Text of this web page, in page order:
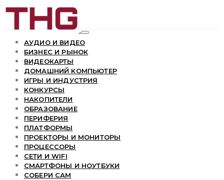
АУДИО И ВИДЕО
БИЗНЕС И РЫНОК
ВИДЕОКАРТЫ
ДОМАШНИЙ КОМПЬЮТЕР
ИГРЫ И ИНДУСТРИЯ
КОНКУРСЫ
НАКОПИТЕЛИ
ОБРАЗОВАНИЕ
ПЕРИФЕРИЯ
ПЛАТФОРМЫ
ПРОЕКТОРЫ И МОНИТОРЫ
ПРОЦЕССОРЫ
СЕТИ И WIFI
СМАРТФОНЫ И НОУТБУКИ
СОБЕРИ САМ